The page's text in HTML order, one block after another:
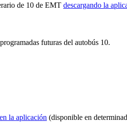
de 10 de EMT descargando la
futuras del autobús 10.
en la aplicación (disponible en